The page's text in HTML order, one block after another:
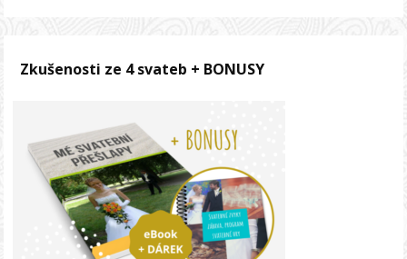
Zkušenosti ze 4 svateb + BONUSY